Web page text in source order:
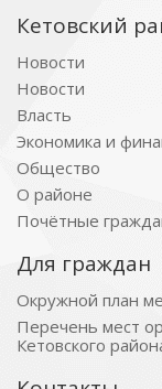
Кетовский
Новости
Новости
Власть
Экономика и
Общество
О районе
Почётные
Для граждан
Окружной план
Перечень мест
Кетовского